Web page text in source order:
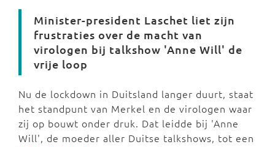
Minister-president Laschet liet zijn
frustraties over de macht van
virologen bij talkshow 'Anne Will' de
vrije loop
Nu de lockdown in Duitsland langer duurt, staat
het standpunt van Merkel en de virologen waar
zij op bouwt onder druk. Dat leidde bij 'Anne
Will', de moeder aller Duitse talkshows, tot een